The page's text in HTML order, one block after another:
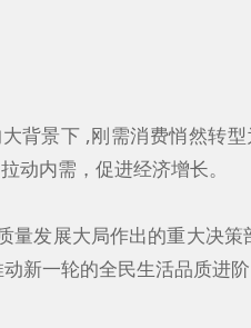
大背景下 ,刚需消费悄然转
内需，促进经济增长。
发展大局作出的重大决策
新一轮的全民生活品质进阶